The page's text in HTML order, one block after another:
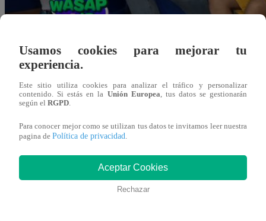
Redacción Latina
un candidato a la alcaldía de Lima, sino a un
deportivo Coki Gonzáles.
Usamos cookies para mejorar tu
experiencia.
Este sitio utiliza cookies para analizar el tráfico y personalizar
contenido. Si estás en la Unión Europea, tus datos se gestionarán
según el RGPD.
Para conocer mejor como se utilizan tus datos te invitamos leer nuestra
pagina de Política de privacidad.
Aceptar Cookies
Rechazar